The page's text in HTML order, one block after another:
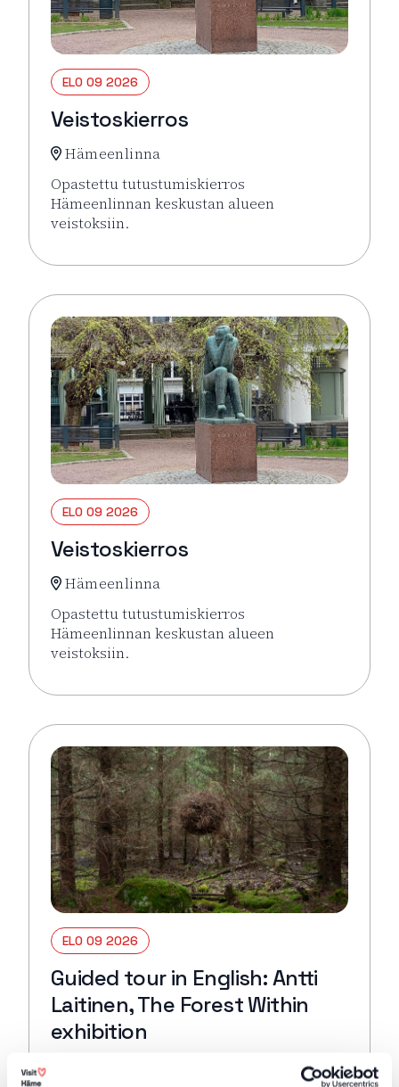
ELO 09 2026
Veistoskierros
Hämeenlinna
Opastettu tutustumiskierros
Hämeenlinnan keskustan alueen
veistoksiin.
ELO 09 2026
Veistoskierros
Hämeenlinna
Opastettu tutustumiskierros
Hämeenlinnan keskustan alueen
veistoksiin.
ELO 09 2026
Guided tour in English: Antti
Laitinen, The Forest Within
exhibition